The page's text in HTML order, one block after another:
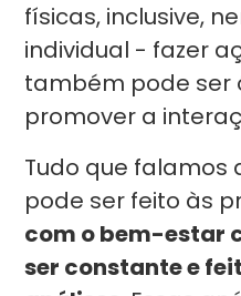
físicas, inclusive,
individual - fazer
também pode ser
promover a
Tudo que falamos
pode ser feito às
com o bem-estar
ser constante e